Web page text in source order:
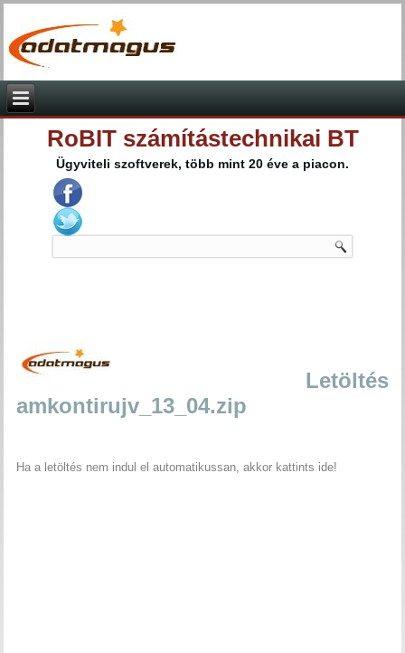
RoBIT számítástechnikai BT
Ügyviteli szoftverek, több mint 20 éve a piacon.
Letöltés
amkontirujv_13_04.zip
Ha a letöltés nem indul el automatikussan, akkor kattints ide!